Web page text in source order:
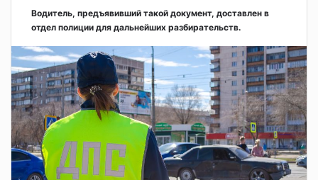
Водитель, предъявивший такой документ, доставлен в
отдел полиции для дальнейших разбирательств.